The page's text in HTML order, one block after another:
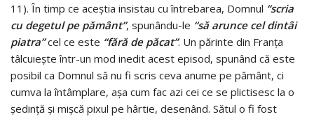
11). În timp ce aceştia insistau cu întrebarea, Domnul “scria
cu degetul pe pământ”, spunându-le “să arunce cel dintâi
piatra”cel ce este “fără de păcat”. Un părinte din Franţa
tâlcuieşte într-un mod inedit acest episod, spunând că este
posibil ca Domnul să nu fi scris ceva anume pe pământ, ci
cumva la întâmplare, aşa cum fac azi cei ce se plictisesc la o
şedinţă şi mişcă pixul pe hârtie, desenând. Sătul o fi fost